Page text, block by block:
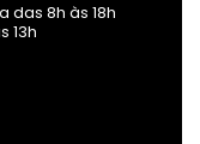
das 8h às 18h
13h